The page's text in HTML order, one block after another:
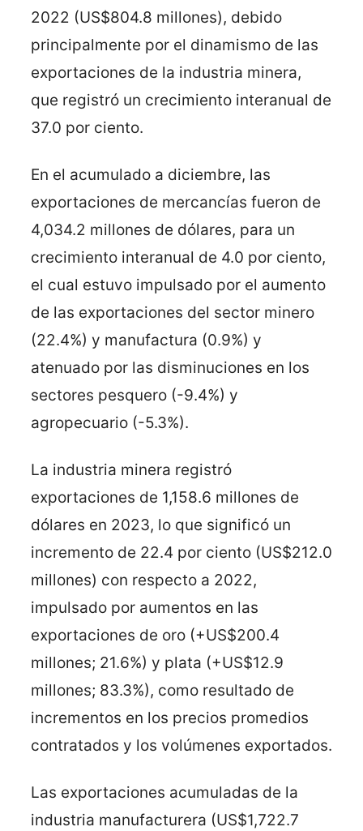
2022 (US$804.8 millones), debido
principalmente por el dinamismo de las
exportaciones de la industria minera,
que registró un crecimiento interanual de
37.0 por ciento.
En el acumulado a diciembre, las
exportaciones de mercancías fueron de
4,034.2 millones de dólares, para un
crecimiento interanual de 4.0 por ciento,
el cual estuvo impulsado por el aumento
de las exportaciones del sector minero
(22.4%) y manufactura (0.9%) y
atenuado por las disminuciones en los
sectores pesquero (-9.4%) y
agropecuario (-5.3%).
La industria minera registró
exportaciones de 1,158.6 millones de
dólares en 2023, lo que significó un
incremento de 22.4 por ciento (US$212.0
millones) con respecto a 2022,
impulsado por aumentos en las
exportaciones de oro (+US$200.4
millones; 21.6%) y plata (+US$12.9
millones; 83.3%), como resultado de
incrementos en los precios promedios
contratados y los volúmenes exportados.
Las exportaciones acumuladas de la
industria manufacturera (US$1,722.7